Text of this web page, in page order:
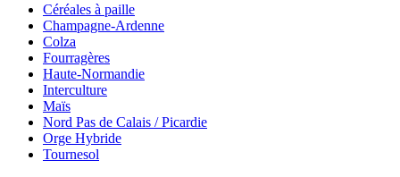
Céréales à paille
Champagne-Ardenne
Colza
Fourragères
Haute-Normandie
Interculture
Maïs
Nord Pas de Calais / Picardie
Orge Hybride
Tournesol